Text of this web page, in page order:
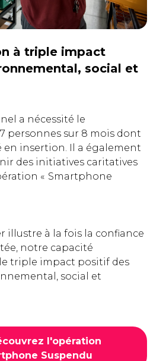
à triple impact
social et
a nécessité le
personnes sur 8 mois dont
en insertion. Il a également
des initiatives caritatives
« Smartphone
illustre à la fois la confiance
notre capacité
triple impact positif des
social et
l'opération
Suspendu